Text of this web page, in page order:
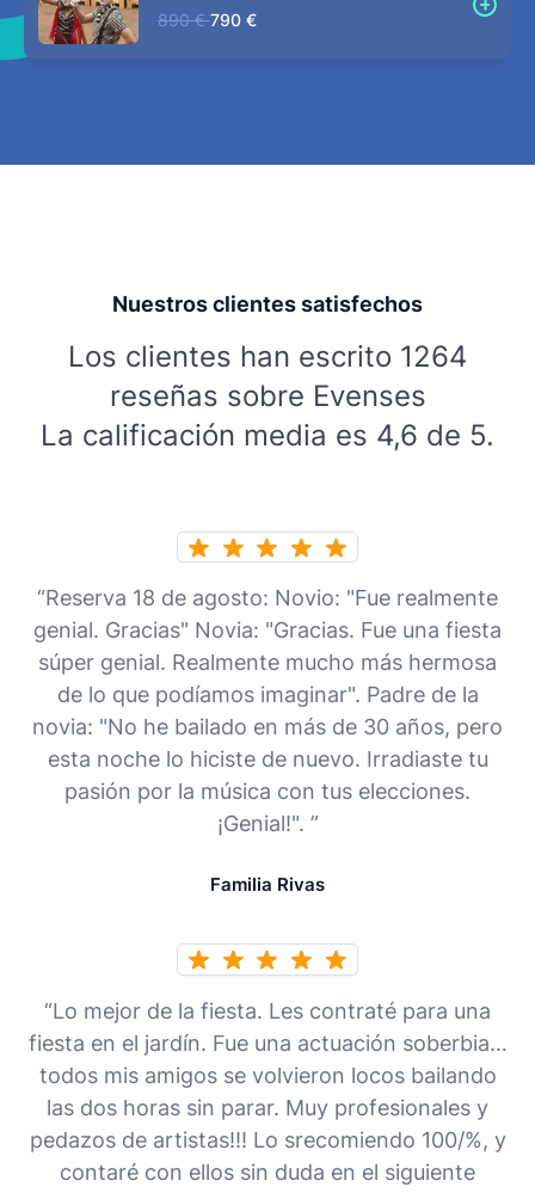
890 € 790 €
Nuestros clientes satisfechos
Los clientes han escrito 1264
reseñas sobre Evenses
La calificación media es 4,6 de 5.
“Reserva 18 de agosto: Novio: "Fue realmente
genial. Gracias" Novia: "Gracias. Fue una fiesta
súper genial. Realmente mucho más hermosa
de lo que podíamos imaginar". Padre de la
novia: "No he bailado en más de 30 años, pero
esta noche lo hiciste de nuevo. Irradiaste tu
pasión por la música con tus elecciones.
¡Genial!". ”
Familia Rivas
“Lo mejor de la fiesta. Les contraté para una
fiesta en el jardín. Fue una actuación soberbia…
todos mis amigos se volvieron locos bailando
las dos horas sin parar. Muy profesionales y
pedazos de artistas!!! Lo srecomiendo 100/%, y
contaré con ellos sin duda en el siguiente